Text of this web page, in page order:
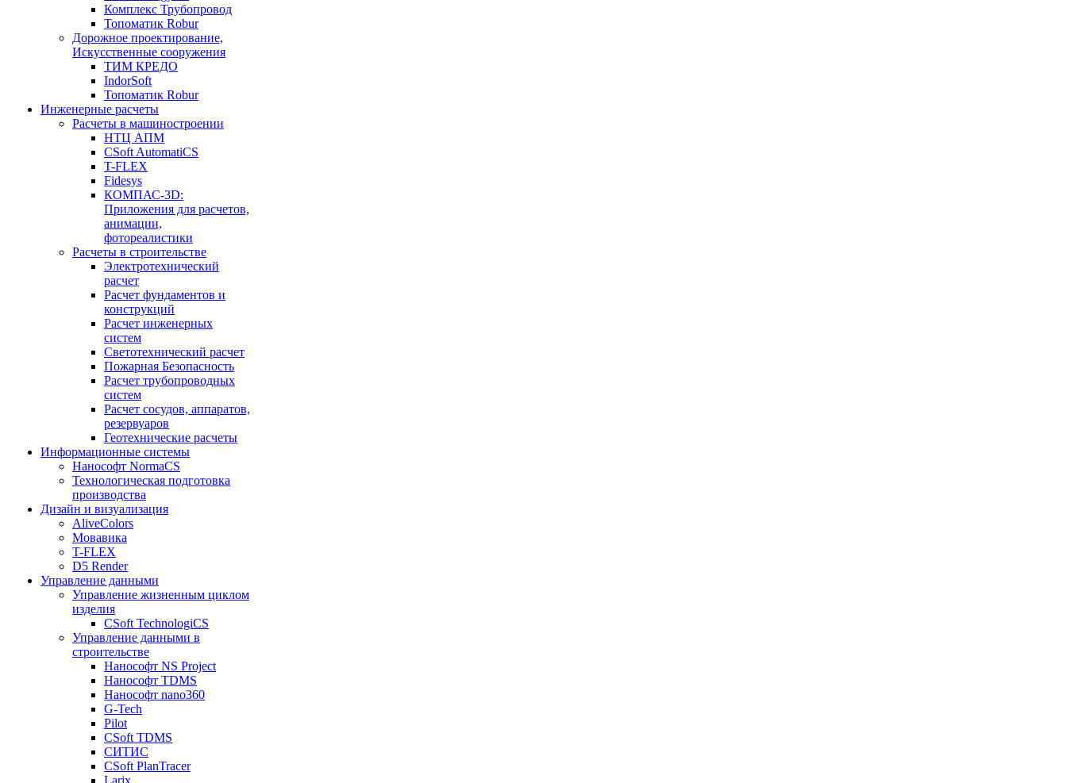
Комплекс Трубопровод
Топоматик Robur
Дорожное проектирование,
Искусственные сооружения
ТИМ КРЕДО
IndorSoft
Топоматик Robur
Инженерные расчеты
Расчеты в машиностроении
НТЦ АПМ
CSoft AutomatiCS
T-FLEX
Fidesys
КОМПАС-3D:
Приложения для расчетов,
анимации,
фотореалистики
Расчеты в строительстве
Электротехнический
расчет
Расчет фундаментов и
конструкций
Расчет инженерных
систем
Светотехнический расчет
Пожарная Безопасность
Расчет трубопроводных
систем
Расчет сосудов, аппаратов,
резервуаров
Геотехнические расчеты
Информационные системы
Нанософт NormaCS
Технологическая подготовка
производства
Дизайн и визуализация
AliveColors
Мовавика
T-FLEX
D5 Render
Управление данными
Управление жизненным циклом
изделия
CSoft TechnologiCS
Управление данными в
строительстве
Нанософт NS Project
Нанософт TDMS
Нанософт nano360
G-Tech
Pilot
CSoft TDMS
СИТИС
CSoft PlanTracer
Larix